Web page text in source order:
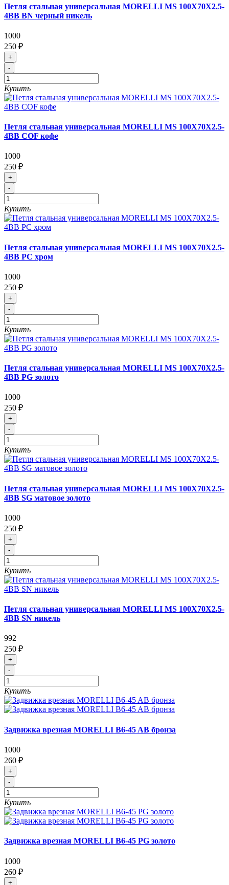
Петля стальная универсальная MORELLI MS 100X70X2.5-
4BB BN черный никель
1000
250 ₽
+
-
Купить
Петля стальная универсальная MORELLI MS 100X70X2.5-
4BB COF кофе
1000
250 ₽
+
-
Купить
Петля стальная универсальная MORELLI MS 100X70X2.5-
4BB PC хром
1000
250 ₽
+
-
Купить
Петля стальная универсальная MORELLI MS 100X70X2.5-
4BB PG золото
1000
250 ₽
+
-
Купить
Петля стальная универсальная MORELLI MS 100X70X2.5-
4BB SG матовое золото
1000
250 ₽
+
-
Купить
Петля стальная универсальная MORELLI MS 100X70X2.5-
4BB SN никель
992
250 ₽
+
-
Купить
Задвижка врезная MORELLI B6-45 AB бронза
1000
260 ₽
+
-
Купить
Задвижка врезная MORELLI B6-45 PG золото
1000
260 ₽
+